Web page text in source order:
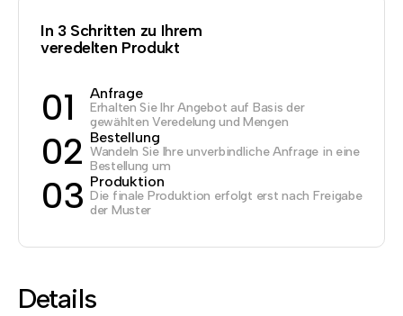
In 3 Schritten zu Ihrem
veredelten Produkt
01 Anfrage
Erhalten Sie Ihr Angebot auf Basis der
gewählten Veredelung und Mengen
02 Bestellung
Wandeln Sie Ihre unverbindliche Anfrage in eine
Bestellung um
03 Produktion
Die finale Produktion erfolgt erst nach Freigabe
der Muster
Details